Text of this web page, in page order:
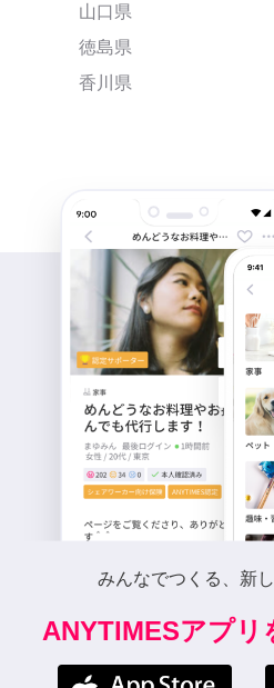
山口県
徳島県
香川県
みんなでつくる、新
ANYTIMESアプリ